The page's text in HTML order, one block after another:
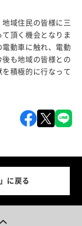
域住民の皆様に三
頂く機会となりま
動車に触れ、電動
も地域の皆様との
積極的に行なって
に戻る